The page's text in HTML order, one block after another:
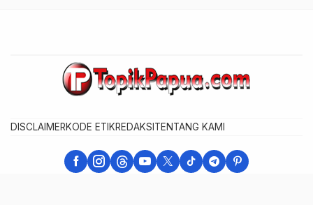
DISCLAIMERKODE ETIKREDAKSI TENTANG KAMI